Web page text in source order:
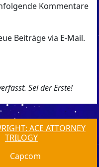
Kommentare
Beiträge via E-Mail.
Sei der Erste!
ACE ATTORNEY
TRILOGY
Capcom